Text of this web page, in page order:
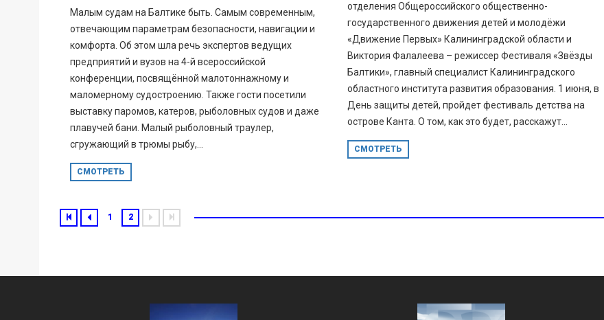
Малым судам на Балтике быть. Самым современным,
отвечающим параметрам безопасности, навигации и
комфорта. Об этом шла речь экспертов ведущих
предприятий и вузов на 4-й всероссийской
конференции, посвящённой малотоннажному и
маломерному судостроению. Также гости посетили
выставку паромов, катеров, рыболовных судов и даже
плавучей бани. Малый рыболовный траулер,
сгружающий в трюмы рыбу,...
СМОТРЕТЬ
отделения Общероссийского общественно-
государственного движения детей и молодёжи
«Движение Первых» Калининградской области и
Виктория Фалалеева – режиссер Фестиваля «Звёзды
Балтики», главный специалист Калининградского
областного института развития образования. 1 июня, в
День защиты детей, пройдет фестиваль детства на
острове Канта. О том, как это будет, расскажут...
СМОТРЕТЬ
1 2